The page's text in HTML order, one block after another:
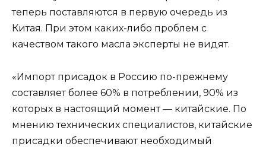
теперь поставляются в первую очередь из
Китая. При этом каких-либо проблем с
качеством такого масла эксперты не видят.
«Импорт присадок в Россию по-прежнему
составляет более 60% в потреблении, 90% из
которых в настоящий момент — китайские. По
мнению технических специалистов, китайские
присадки обеспечивают необходимый